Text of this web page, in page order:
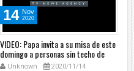
14 Nov
2020
VIDEO: Papa invita a su misa de este
domingo a personas sin techo de
RomaUnknown 2020/11/14